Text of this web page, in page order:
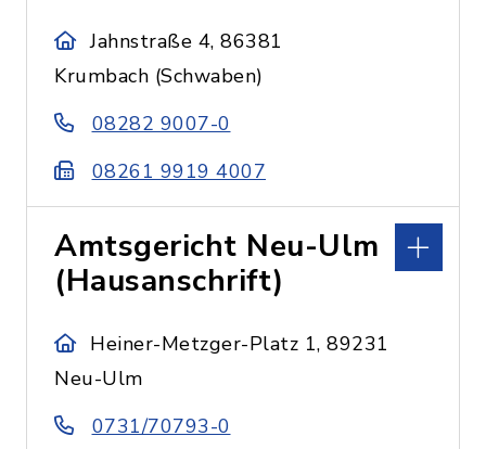
Jahnstraße 4, 86381
Krumbach (Schwaben)
08282 9007-0
08261 9919 4007
Amtsgericht Neu-Ulm
(Hausanschrift)
Heiner-Metzger-Platz 1, 89231
Neu-Ulm
0731/70793-0